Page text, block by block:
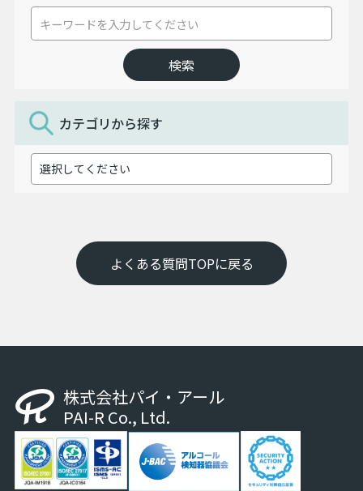
カテゴリから探す
よくある質問TOPに戻る
株式会社パイ・アール
PAI-R Co., Ltd.